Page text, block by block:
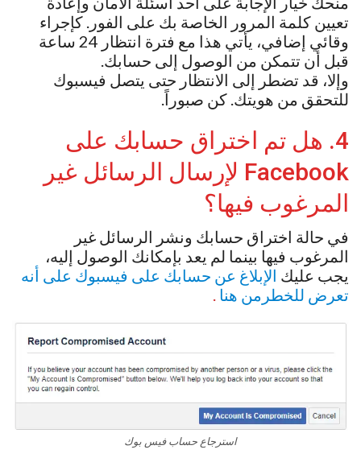
تعيين كلمة المرور الخاصة بك على الفور. كإجراء
وقائي إضافي، يأتي هذا مع فترة انتظار 24 ساعة
قبل أن تتمكن من الوصول إلى حسابك.
وإلا، قد تضطر إلى الانتظار حتى يتصل فيسبوك
للتحقق من هويتك. كن صبوراً.
4. هل تم اختراق حسابك على
Facebook لإرسال الرسائل غير
المرغوب فيها؟
في حالة اختراق حسابك ونشر الرسائل غير
المرغوب فيها بينما لم يعد بإمكانك الوصول إليه،
يجب عليك الإبلاغ عن حسابك على فيسبوك على أنه
تعرض للخطرمن هنا
استرجاع حساب فيس بوك